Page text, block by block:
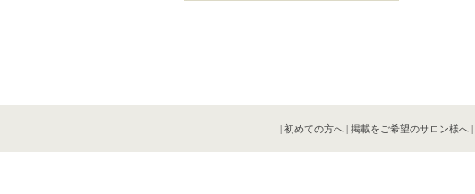
| 初めての方へ| 掲載をご希望のサロン様へ|